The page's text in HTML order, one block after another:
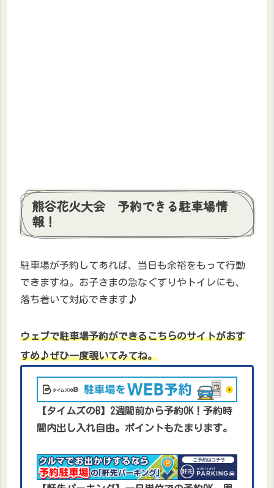
熊谷花火大会 予約できる駐車場情
報！
駐車場が予約してあれば、当日も余裕をもって行動
できますね。お子さまの急なぐずりやトイレにも、
落ち着いて対応できます♪
ウェブで駐車場予約ができるこちらのサイトがおす
すめ♪ぜひ一度覗いてみてね。
【タイムズのB】2週間前から予約OK！予約時
間内出し入れ自由。ポイントもたまります。